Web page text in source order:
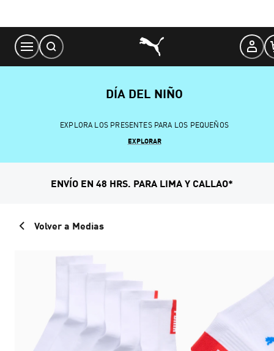
Content
DÍA DEL NIÑO
EXPLORA LOS PRESENTES PARA LOS PEQUEÑOS
EXPLORAR
ENVÍO EN 48 HRS. PARA LIMA Y CALLAO*
Volver a Medias